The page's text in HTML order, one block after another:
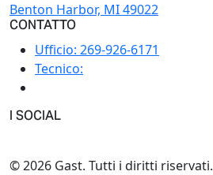
Benton Harbor, MI 49022
CONTATTO
Ufficio: 269-926-6171
Tecnico:
I SOCIAL
© 2026 Gast. Tutti i diritti riservati.